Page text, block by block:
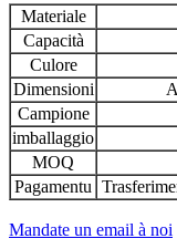
Materiale
Capacità
Culore
Dimensioni
Campione
imballaggio
MOQ
Pagamentu
Mandate un email à noi